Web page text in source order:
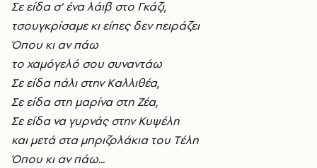
Σε είδα σ’ ένα λάιβ στο Γκάζι,
τσουγκρίσαμε κι είπες δεν πειράζει
Όπου κι αν πάω
το χαμόγελό σου συναντάω
Σε είδα πάλι στην Kαλλιθέα,
Σε είδα στη μαρίνα στη Zέα,
Σε είδα να γυρνάς στην Kυψέλη
και μετά στα μπριζολάκια του Tέλη
Όπου κι αν πάω...